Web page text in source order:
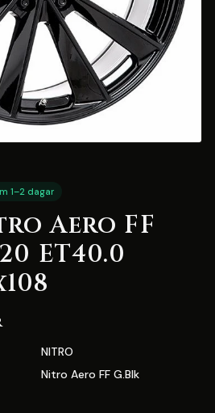
1–2 dagar
Aero FF
ET40.0
NITRO
Nitro Aero FF G.Blk